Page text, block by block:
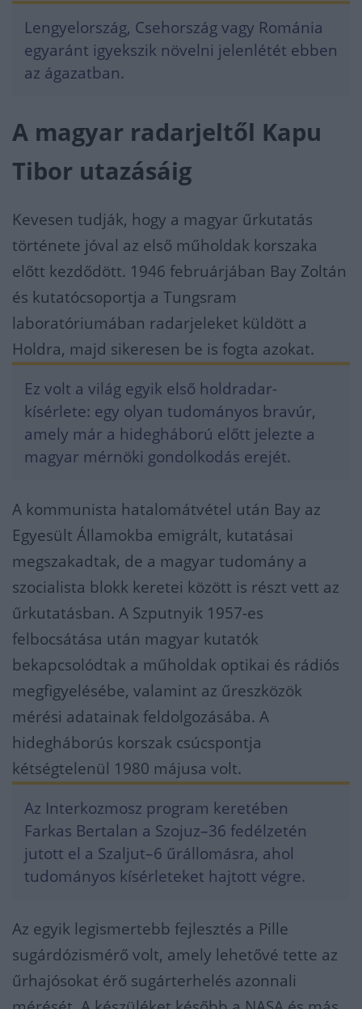
Lengyelország, Csehország vagy Románia
egyaránt igyekszik növelni jelenlétét ebben
az ágazatban.
A magyar radarjeltől Kapu
Tibor utazásáig
Kevesen tudják, hogy a magyar űrkutatás
története jóval az első műholdak korszaka
előtt kezdődött. 1946 februárjában Bay Zoltán
és kutatócsoportja a Tungsram
laboratóriumában radarjeleket küldött a
Holdra, majd sikeresen be is fogta azokat.
Ez volt a világ egyik első holdradar-
kísérlete: egy olyan tudományos bravúr,
amely már a hidegháború előtt jelezte a
magyar mérnöki gondolkodás erejét.
A kommunista hatalomátvétel után Bay az
Egyesült Államokba emigrált, kutatásai
megszakadtak, de a magyar tudomány a
szocialista blokk keretei között is részt vett az
űrkutatásban. A Szputnyik 1957-es
felbocsátása után magyar kutatók
bekapcsolódtak a műholdak optikai és rádiós
megfigyelésébe, valamint az űreszközök
mérési adatainak feldolgozásába. A
hidegháborús korszak csúcspontja
kétségtelenül 1980 májusa volt.
Az Interkozmosz program keretében
Farkas Bertalan a Szojuz–36 fedélzetén
jutott el a Szaljut–6 űrállomásra, ahol
tudományos kísérleteket hajtott végre.
Az egyik legismertebb fejlesztés a Pille
sugárdózismérő volt, amely lehetővé tette az
űrhajósokat érő sugárterhelés azonnali